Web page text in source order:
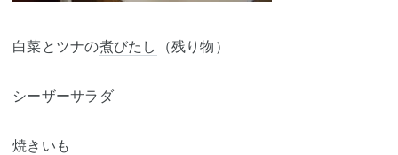
白菜とツナの煮びたし （残り物）
シーザーサラダ
焼きいも